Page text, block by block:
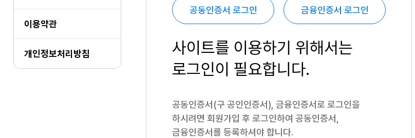
이용약관
개인정보처리방침
공동인증서 로그인 금융인증서 로그인
사이트를 이용하기 위해서는
로그인이 필요합니다.
공동인증서(구 공인인증서), 금융인증서로 로그인을
하시려면 회원가입 후 로그인하여 공동인증서,
금융인증서를 등록하셔야 합니다.